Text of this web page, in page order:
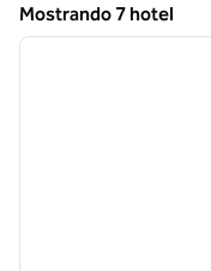
Mostrando 7 hotel
Mostrando 7 hotel
1 de 12